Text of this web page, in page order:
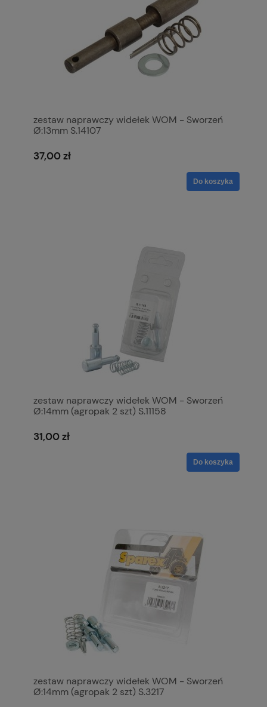
zestaw naprawczy widełek WOM - Sworzeń
Ø:13mm S.14107
37,00 zł
Do koszyka
zestaw naprawczy widełek WOM - Sworzeń
Ø:14mm (agropak 2 szt) S.11158
31,00 zł
Do koszyka
zestaw naprawczy widełek WOM - Sworzeń
Ø:14mm (agropak 2 szt) S.3217